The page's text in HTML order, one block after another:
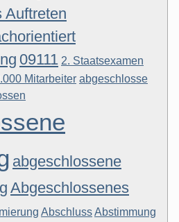
Auftreten
09111 2. Staatsexamen
Mitarbeiter abgeschlosse
abgeschlossene
Abgeschlossenes
AbschlussAbstimmung